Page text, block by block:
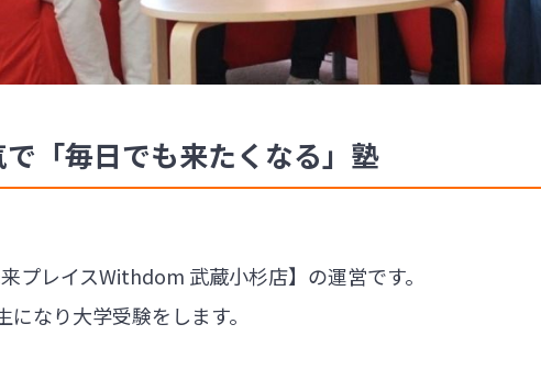
「毎日でも来たくなる」塾
レイスWithdom 武蔵小杉店】の運営です。
なり大学受験をします。